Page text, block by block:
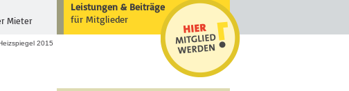
Mieter
Leistungen & Beiträge
für Mitglieder
2015